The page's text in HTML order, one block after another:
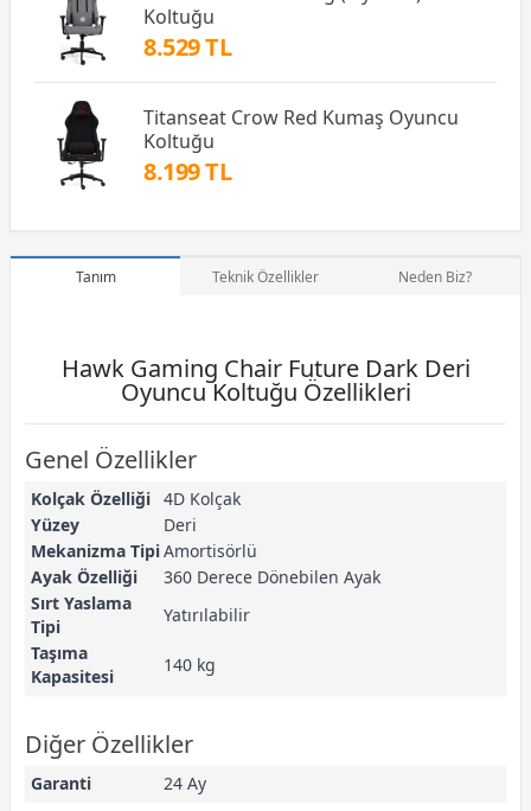
Koltuğu
8.529 TL
Titanseat Crow Red Kumaş Oyuncu
Koltuğu
8.199 TL
Tanım Teknik Özellikler Neden Biz?
Hawk Gaming Chair Future Dark Deri
Oyuncu Koltuğu Özellikleri
Genel Özellikler
Kolçak Özelliği 4D Kolçak
Yüzey
Deri
Mekanizma TipiAmortisörlü
Ayak Özelliği
360 Derece Dönebilen Ayak
Sırt Yaslama
Tipi
Yatırılabilir
Taşıma
Kapasitesi
140 kg
Diğer Özellikler
Garanti 24 Ay